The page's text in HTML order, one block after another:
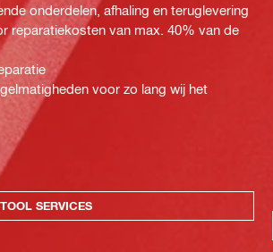
onderdelen, afhaling en teruglevering
reparatiekosten van max. 40% van de
voor zo lang wij het
SERVICES